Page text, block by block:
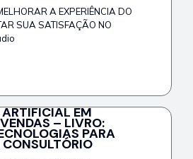
A EXPERIÊNCIA DO
SUA SATISFAÇÃO NO
EM
– LIVRO:
PARA